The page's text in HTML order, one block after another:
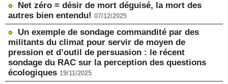
Net zéro = désir de mort déguisé, la mort des
autres bien entendu! 07/12/2025
Un exemple de sondage commandité par des
militants du climat pour servir de moyen de
pression et d’outil de persuasion : le récent
sondage du RAC sur la perception des questions
écologiques 19/11/2025